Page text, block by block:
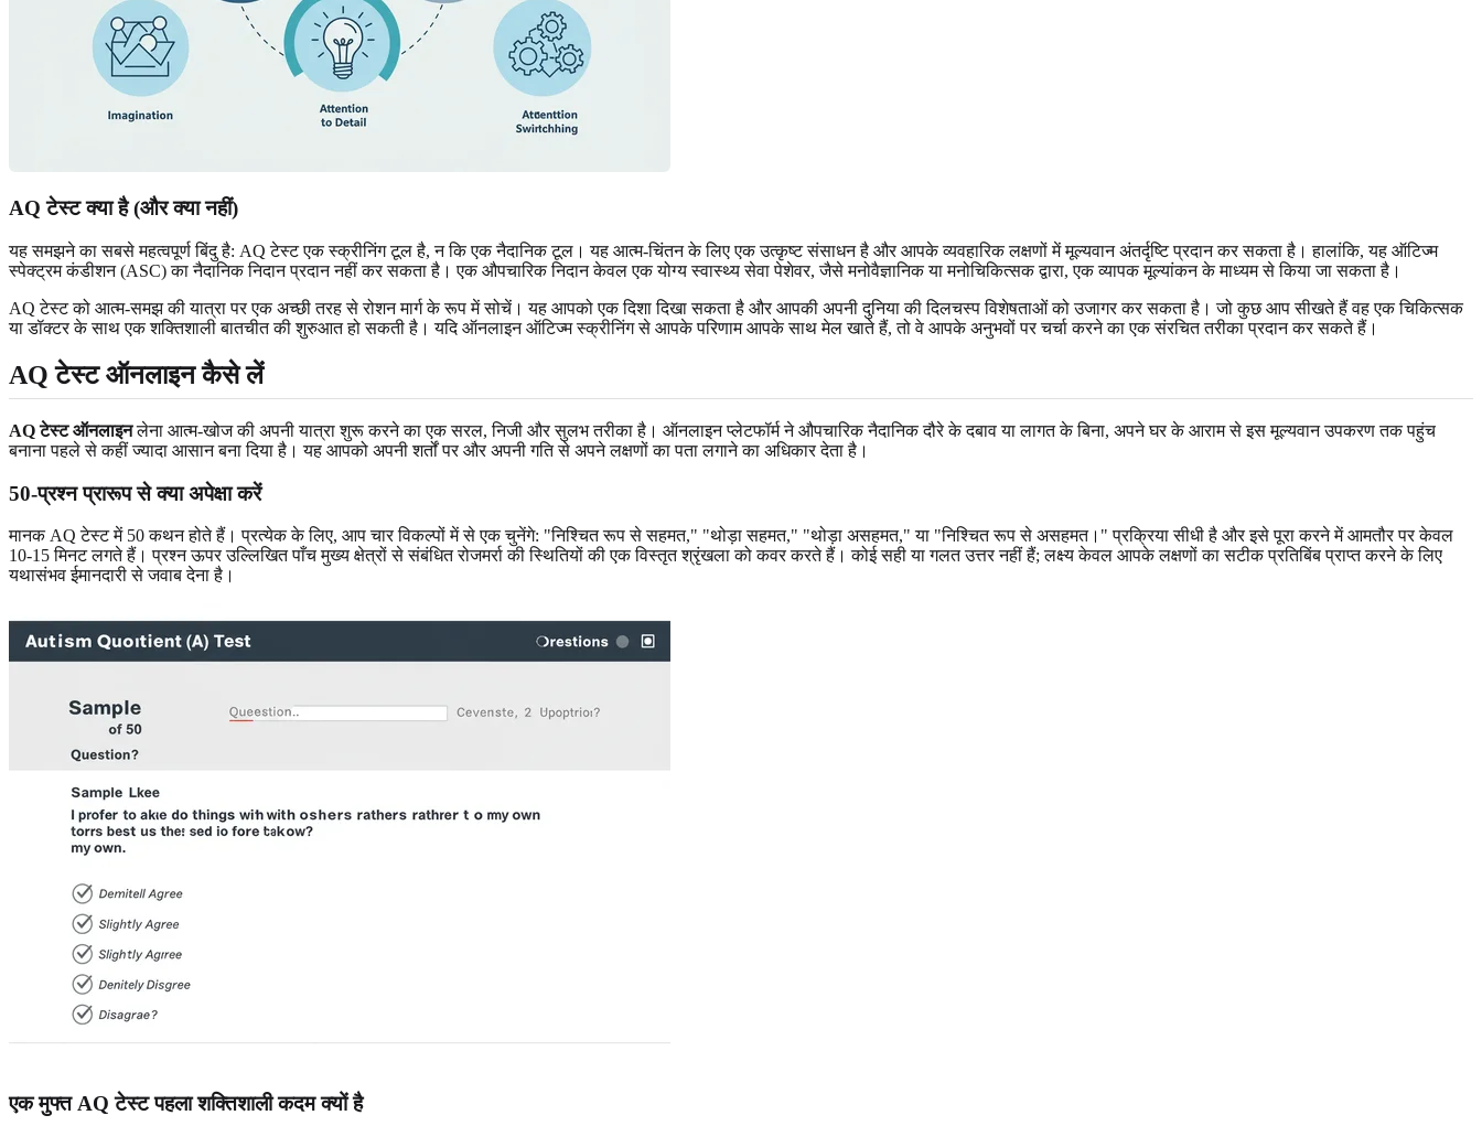
AQ टेस्ट क्या है (और क्या नहीं)
यह समझने का सबसे महत्वपूर्ण बिंदु है: AQ टेस्ट एक स्क्रीनिंग टूल है, न कि एक नैदानिक टूल। यह आत्म-चिंतन के लिए एक उत्कृष्ट संसाधन है और आपके व्यवहारिक लक्षणों में मूल्यवान अंतर्दृष्टि प्रदान कर सकता है। हालांकि, यह ऑटिज्म
स्पेक्ट्रम कंडीशन (ASC) का नैदानिक निदान प्रदान नहीं कर सकता है। एक औपचारिक निदान केवल एक योग्य स्वास्थ्य सेवा पेशेवर, जैसे मनोवैज्ञानिक या मनोचिकित्सक द्वारा, एक व्यापक मूल्यांकन के माध्यम से किया जा सकता है।
AQ टेस्ट को आत्म-समझ की यात्रा पर एक अच्छी तरह से रोशन मार्ग के रूप में सोचें। यह आपको एक दिशा दिखा सकता है और आपकी अपनी दुनिया की दिलचस्प विशेषताओं को उजागर कर सकता है। जो कुछ आप सीखते हैं वह एक चिकित्सक
या डॉक्टर के साथ एक शक्तिशाली बातचीत की शुरुआत हो सकती है। यदिऑनलाइन ऑटिज्म स्क्रीनिंगसे आपके परिणाम आपके साथ मेल खाते हैं, तो वे आपके अनुभवों पर चर्चा करने का एक संरचित तरीका प्रदान कर सकते हैं।
AQ टेस्ट ऑनलाइन कैसे लें
AQ टेस्ट ऑनलाइनलेना आत्म-खोज की अपनी यात्रा शुरू करने का एक सरल, निजी और सुलभ तरीका है। ऑनलाइन प्लेटफॉर्म ने औपचारिक नैदानिक दौरे के दबाव या लागत के बिना, अपने घर के आराम से इस मूल्यवान उपकरण तक पहुंच
बनाना पहले से कहीं ज्यादा आसान बना दिया है। यह आपको अपनी शर्तों पर और अपनी गति से अपने लक्षणों का पता लगाने का अधिकार देता है।
50-प्रश्न प्रारूप से क्या अपेक्षा करें
मानक AQ टेस्ट में 50 कथन होते हैं। प्रत्येक के लिए, आप चार विकल्पों में से एक चुनेंगे: "निश्चित रूप से सहमत," "थोड़ा सहमत," "थोड़ा असहमत," या "निश्चित रूप से असहमत।" प्रक्रिया सीधी है और इसे पूरा करने में आमतौर पर केवल
10-15 मिनट लगते हैं। प्रश्न ऊपर उल्लिखित पाँच मुख्य क्षेत्रों से संबंधित रोजमर्रा की स्थितियों की एक विस्तृत श्रृंखला को कवर करते हैं। कोई सही या गलत उत्तर नहीं हैं; लक्ष्य केवल आपके लक्षणों का सटीक प्रतिबिंब प्राप्त करने के लिए
यथासंभव ईमानदारी से जवाब देना है।
एक मुफ्त AQ टेस्ट पहला शक्तिशाली कदम क्यों है